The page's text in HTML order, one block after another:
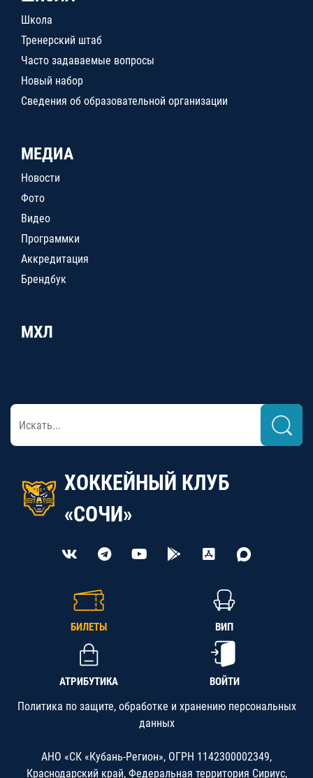
Школа
Тренерский штаб
Часто задаваемые вопросы
Новый набор
Сведения об образовательной организации
МЕДИА
Новости
Фото
Видео
Программки
Аккредитация
Брендбук
МХЛ
ХОККЕЙНЫЙ КЛУБ
«СОЧИ»
БИЛЕТЫ ВИП
АТРИБУТИКА ВОЙТИ
Политика по защите, обработке и хранению персональных
данных
АНО «СК «Кубань-Регион», ОГРН 1142300002349,
Краснодарский край, Федеральная территория Сириус,